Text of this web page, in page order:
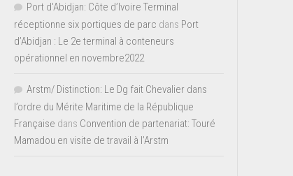
Port d'Abidjan: Côte d’Ivoire Terminal
réceptionne six portiques de parc dans Port
d’Abidjan : Le 2e terminal à conteneurs
opérationnel en novembre2022
Arstm/ Distinction: Le Dg fait Chevalier dans
l’ordre du Mérite Maritime de la République
Française dans Convention de partenariat: Touré
Mamadou en visite de travail à l’Arstm